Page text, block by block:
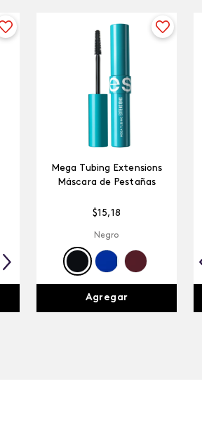
Mega Tubing Extensions
Máscara de Pestañas
$15,18
Negro
Agregar